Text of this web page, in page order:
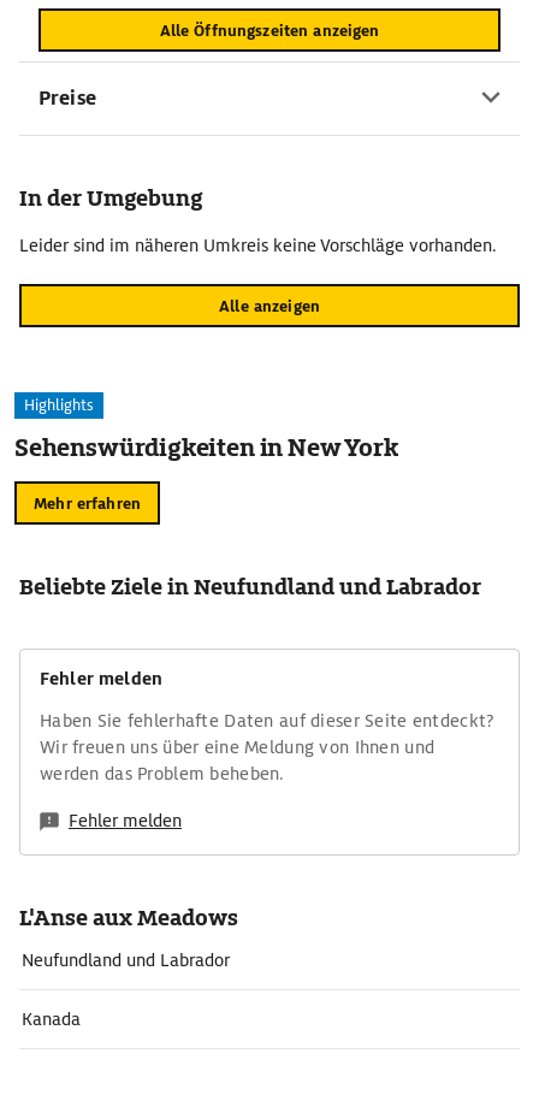
Alle Öffnungszeiten anzeigen
Preise
In der Umgebung
Leider sind im näheren Umkreis keine Vorschläge vorhanden.
Alle anzeigen
Highlights
Sehenswürdigkeiten in New York
Mehr erfahren
Beliebte Ziele in Neufundland und Labrador
Fehler melden
Haben Sie fehlerhafte Daten auf dieser Seite entdeckt?
Wir freuen uns über eine Meldung von Ihnen und
werden das Problem beheben.
Fehler melden
L'Anse aux Meadows
Neufundland und Labrador
Kanada